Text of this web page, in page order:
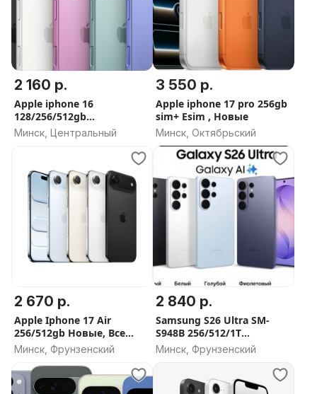
2 160 р.
Apple iphone 16
128/256/512gb
ГарантияНовые
Минск, Центральный
3 550 р.
Apple iphone 17 pro 256gb
sim+ Esim , Новые
Минск, Октябрьский
2 670 р.
Apple Iphone 17 Air
256/512gb Новые, Все
цвета
Минск, Фрунзенский
2 840 р.
Samsung S26 Ultra SM-
S948B 256/512/1T
Наличие, Гарантия
Минск, Фрунзенский